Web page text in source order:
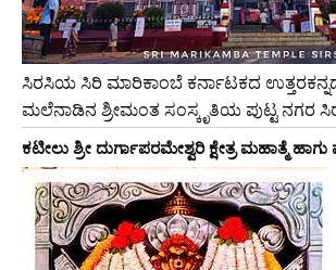
ಸಿರಸಿಯ ಸಿರಿ ಮಾರಿಕಾಂಬೆ ಕರ್ನಾಟಕದ
ಮಲೆನಾಡಿನ ಶ್ರೀಮಂತ ಸಂಸ್ಕೃತಿಯ ಪುಟ್ಟ ನಗರ
ಕಟೀಲು ಶ್ರೀ ದುರ್ಗಾಪರಮೇಶ್ವರಿ ಕ್ಷೇತ್ರ ಮಹಾತ್ಮೆ